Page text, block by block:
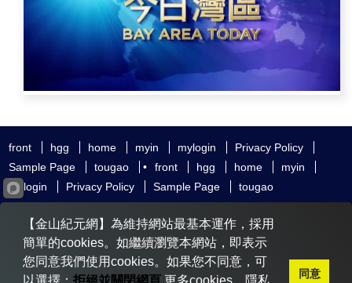
front hgg home myin mylogin
Privacy Policy
Sample Page
tougao • front hgg home
myin
mylogin
Privacy Policy Sample Page tougao
友好鏈接 追查國際 新唐人電視
神韻藝術團
大紀元時報
希望之聲 全球退黨服務中心 明慧網
無界網
【金山紀元網】為維持網站最基本運作，採用
簡單的cookies。如繼續瀏覽本網站，即表示
您同意我們使用cookies。如果您不同意，可
以選擇： 拒絕並關閉網頁更多cookies、隱私 同意